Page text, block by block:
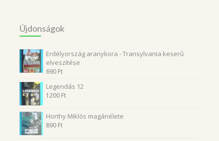
Újdonságok
Erdélyország aranykora - Transylvania keserű
elveszítése
690 Ft
Legendás 12
1200 Ft
Horthy Miklós magánélete
890 Ft